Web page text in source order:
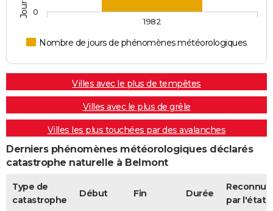
Nombre de jours de phénomènes météorologiques
1982
0
Villes avec le plus de tempêtes
Villes avec le plus de grêle
Villes les plus touchées par des avalanches
Derniers phénomènes météorologiques déclarés
catastrophe naturelle à Belmont
Type de
catastrophe
Début Fin Durée
Reconnue
par l'état